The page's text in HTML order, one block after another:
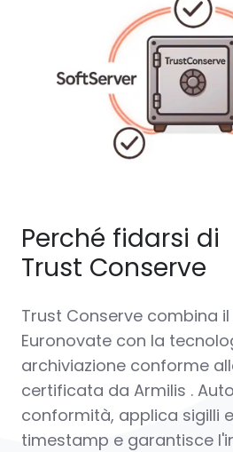
Perché fidarsi di
Trust Conserve
Trust Conserve combina
Euronovate con la
archiviazione conforme
certificata da Armilis .
conformità, applica sigilli
timestamp e garantisce